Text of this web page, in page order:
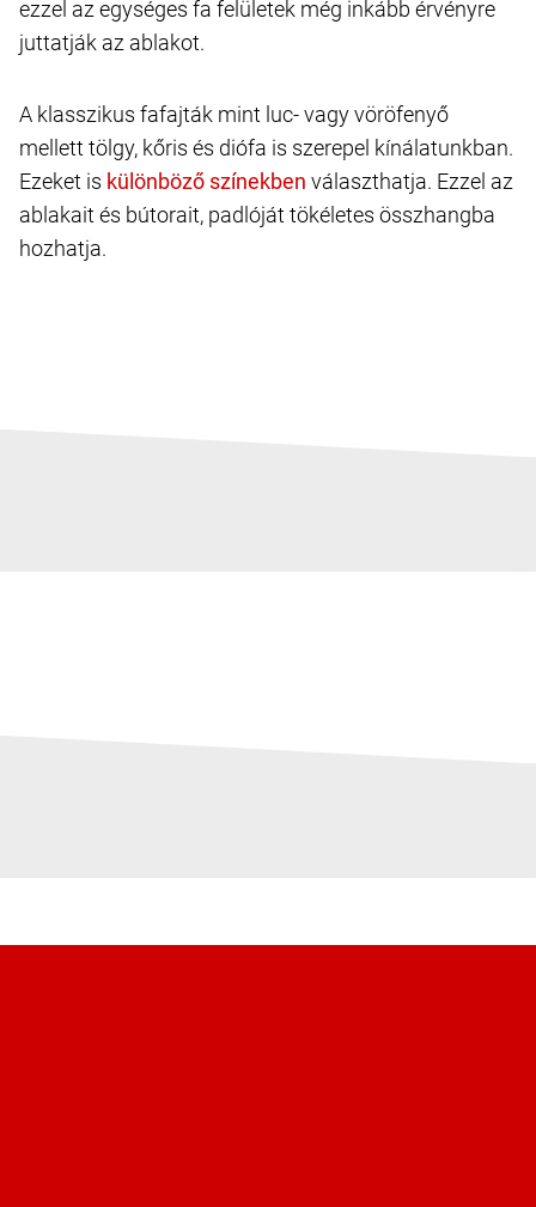
ezzel az egységes fa felületek még inkább érvényre
juttatják az ablakot.
A klasszikus fafajták mint luc- vagy vöröfenyő
mellett tölgy, kőris és diófa is szerepel kínálatunkban.
Ezeket is
választhatja. Ezzel az
ablakait és bútorait, padlóját tökéletes összhangba
hozhatja.